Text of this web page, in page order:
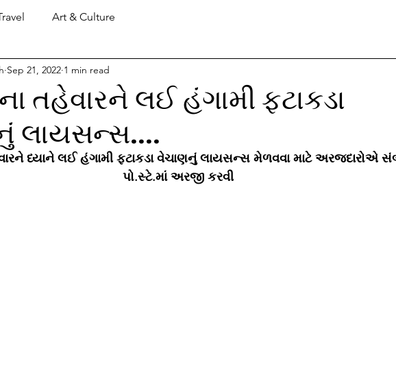
Art & Culture
તહેવારને લઈ હંગામી ફટાકડા
લાયસન્સ....
Sep 21, 2022 1 min read
ધ્યાને લઈ હંગામી ફટાકડા વેચાણનું લાયસન્સ મેળવવા માટે અરજદારોએ
પો.સ્ટે.માં અરજી કરવી